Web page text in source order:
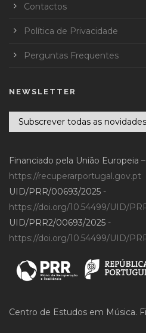
Contactos
Política de Privacidade
Perguntas Frequentes
NEWSLETTER
Subscrever todas as novidades
Financiado pela União Europeia
https://recuperarportugal.gov.pt
UID/PRR/00693/2025 -
https://doi.org/10.54499/UID/
UID/PRR2/00693/2025 -
https://doi.org/10.54499/UID/
Centro de Estudos em Música.